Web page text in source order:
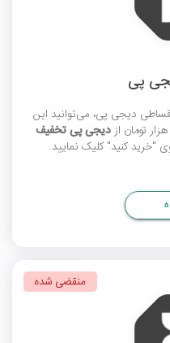
دیجی پی تخفیف
"خرید کنید" کلیک نمایید.
منقضی شده